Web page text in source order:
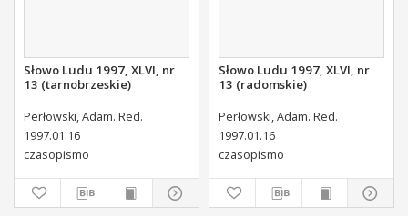
Słowo Ludu 1997, XLVI, nr
13 (tarnobrzeskie)
Perłowski, Adam. Red.
1997.01.16
czasopismo
Słowo Ludu 1997, XLVI, nr
13 (radomskie)
Perłowski, Adam. Red.
1997.01.16
czasopismo